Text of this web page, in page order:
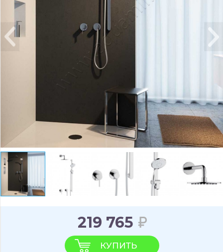
219 765
КУПИТЬ